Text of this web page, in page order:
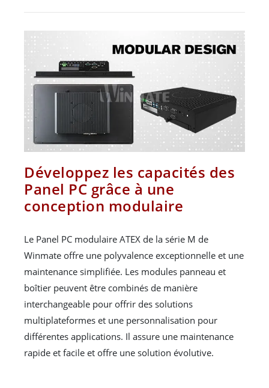
Développez les capacités des
Panel PC grâce à une
conception modulaire
Le Panel PC modulaire ATEX de la série M de
Winmate offre une polyvalence exceptionnelle et une
maintenance simplifiée. Les modules panneau et
boîtier peuvent être combinés de manière
interchangeable pour offrir des solutions
multiplateformes et une personnalisation pour
différentes applications. Il assure une maintenance
rapide et facile et offre une solution évolutive.